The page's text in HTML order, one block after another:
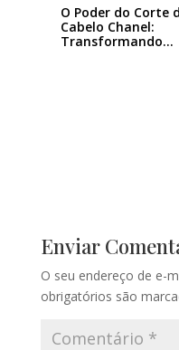
O Poder do Corte
Cabelo Chanel:
Transformando
Enviar
O seu endereço de e-
obrigatórios são